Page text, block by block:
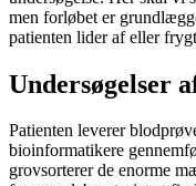
men forløbet er
patienten lider af eller
Undersøgelser
Patienten leverer
bioinformatikere
grovsorterer de enorme